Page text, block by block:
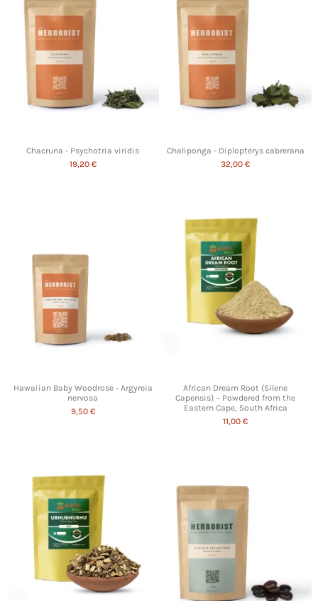
Chacruna - Psychotria viridis
19,20 €
Chaliponga - Diplopterys cabrerana
32,00 €
Hawaiian Baby Woodrose - Argyreia
nervosa
9,50 €
African Dream Root (Silene
Capensis) – Powdered from the
Eastern Cape, South Africa
11,00 €